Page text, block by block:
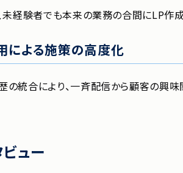
未経験者でも本来の業務の合間にLP作
による施策の高度化
の統合により、一斉配信から顧客の興
ュー